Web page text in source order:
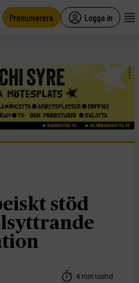
Prenumerera Logga in
stöd
4 min lästid